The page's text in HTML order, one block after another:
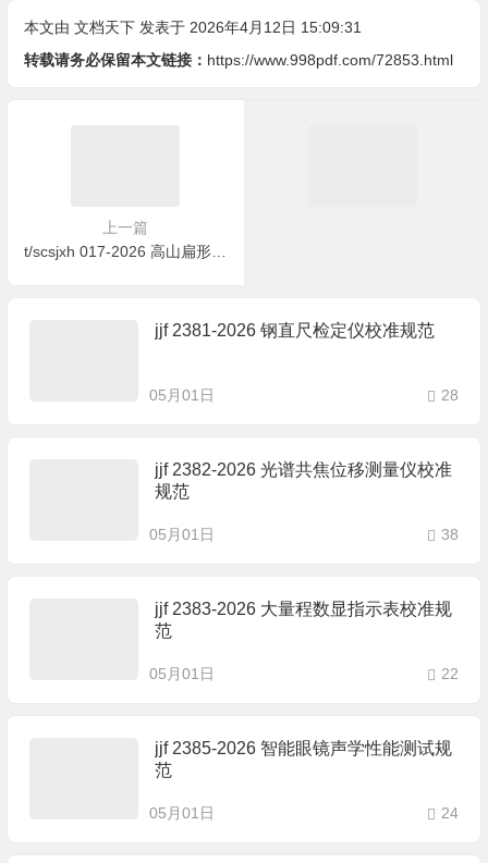
本文由 文档天下发表于 2026年4月12日 15:09:31
转载请务必保留本文链接： https://www.998pdf.com/72853.html
上一篇
t/scsjxh 017-2026 高山扁形绿茶
jjf 2381-2026 钢直尺检定仪校准规范
05月01日 28
jjf 2382-2026 光谱共焦位移测量仪校准
规范
05月01日 38
jjf 2383-2026 大量程数显指示表校准规
范
05月01日 22
jjf 2385-2026 智能眼镜声学性能测试规
范
05月01日 24